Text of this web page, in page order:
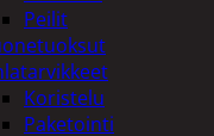
Peilit
Koristelu
Paketointi